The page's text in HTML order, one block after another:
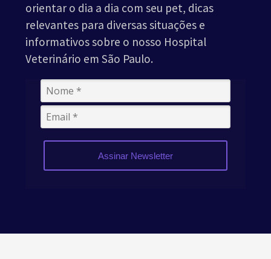
orientar o dia a dia com seu pet, dicas
relevantes para diversas situações e
informativos sobre o nosso Hospital
Veterinário em São Paulo.
Assinar Newsletter